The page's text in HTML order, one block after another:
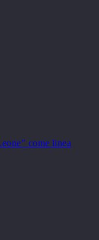
come linea